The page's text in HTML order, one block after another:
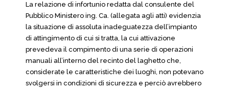
La relazione di infortunio redatta dal consulente del
Pubblico Ministero ing. Ca. (allegata agli atti) evidenzia
la situazione di assoluta inadeguatezza dell’impianto
di attingimento di cui si tratta, la cui attivazione
prevedeva il compimento di una serie di operazioni
manuali all’interno del recinto del laghetto che,
considerate le caratteristiche dei luoghi, non potevano
svolgersi in condizioni di sicurezza e perciò avrebbero